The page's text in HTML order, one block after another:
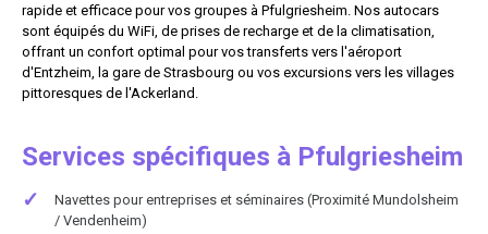
rapide et efficace pour vos groupes à Pfulgriesheim. Nos autocars
sont équipés du WiFi, de prises de recharge et de la climatisation,
offrant un confort optimal pour vos transferts vers l'aéroport
d'Entzheim, la gare de Strasbourg ou vos excursions vers les villages
pittoresques de l'Ackerland.
Services spécifiques à Pfulgriesheim
✓
Navettes pour entreprises et séminaires (Proximité Mundolsheim
/ Vendenheim)